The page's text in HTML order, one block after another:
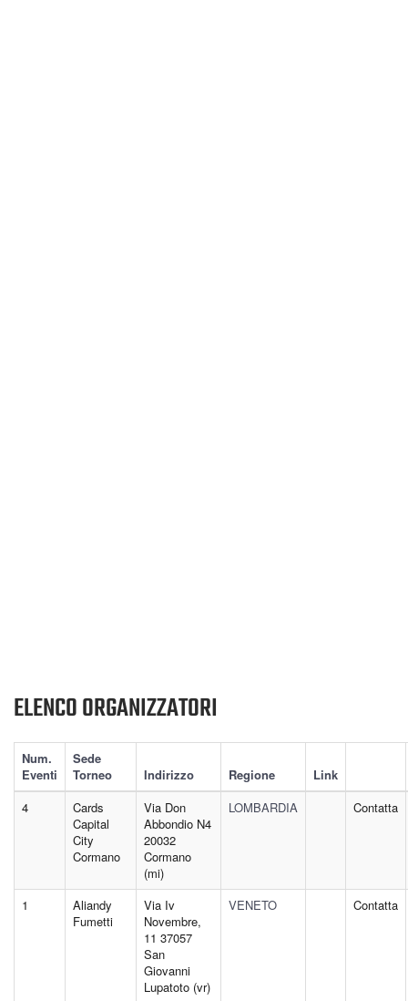
ELENCO ORGANIZZATORI
Num.
Eventi
Sede
Torneo
Indirizzo Regione
Link
4
Cards
Capital
City
Cormano
Via Don
Abbondio N4
20032
Cormano
(mi)
LOMBARDIA Contatta
1
Aliandy
Fumetti
Via Iv
Novembre,
11 37057
San
Giovanni
Lupatoto (vr)
VENETO Contatta